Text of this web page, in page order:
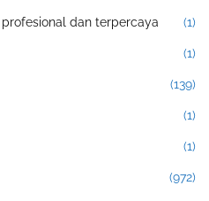
dan terpercaya (1)
(1)
(139)
(1)
(1)
(972)